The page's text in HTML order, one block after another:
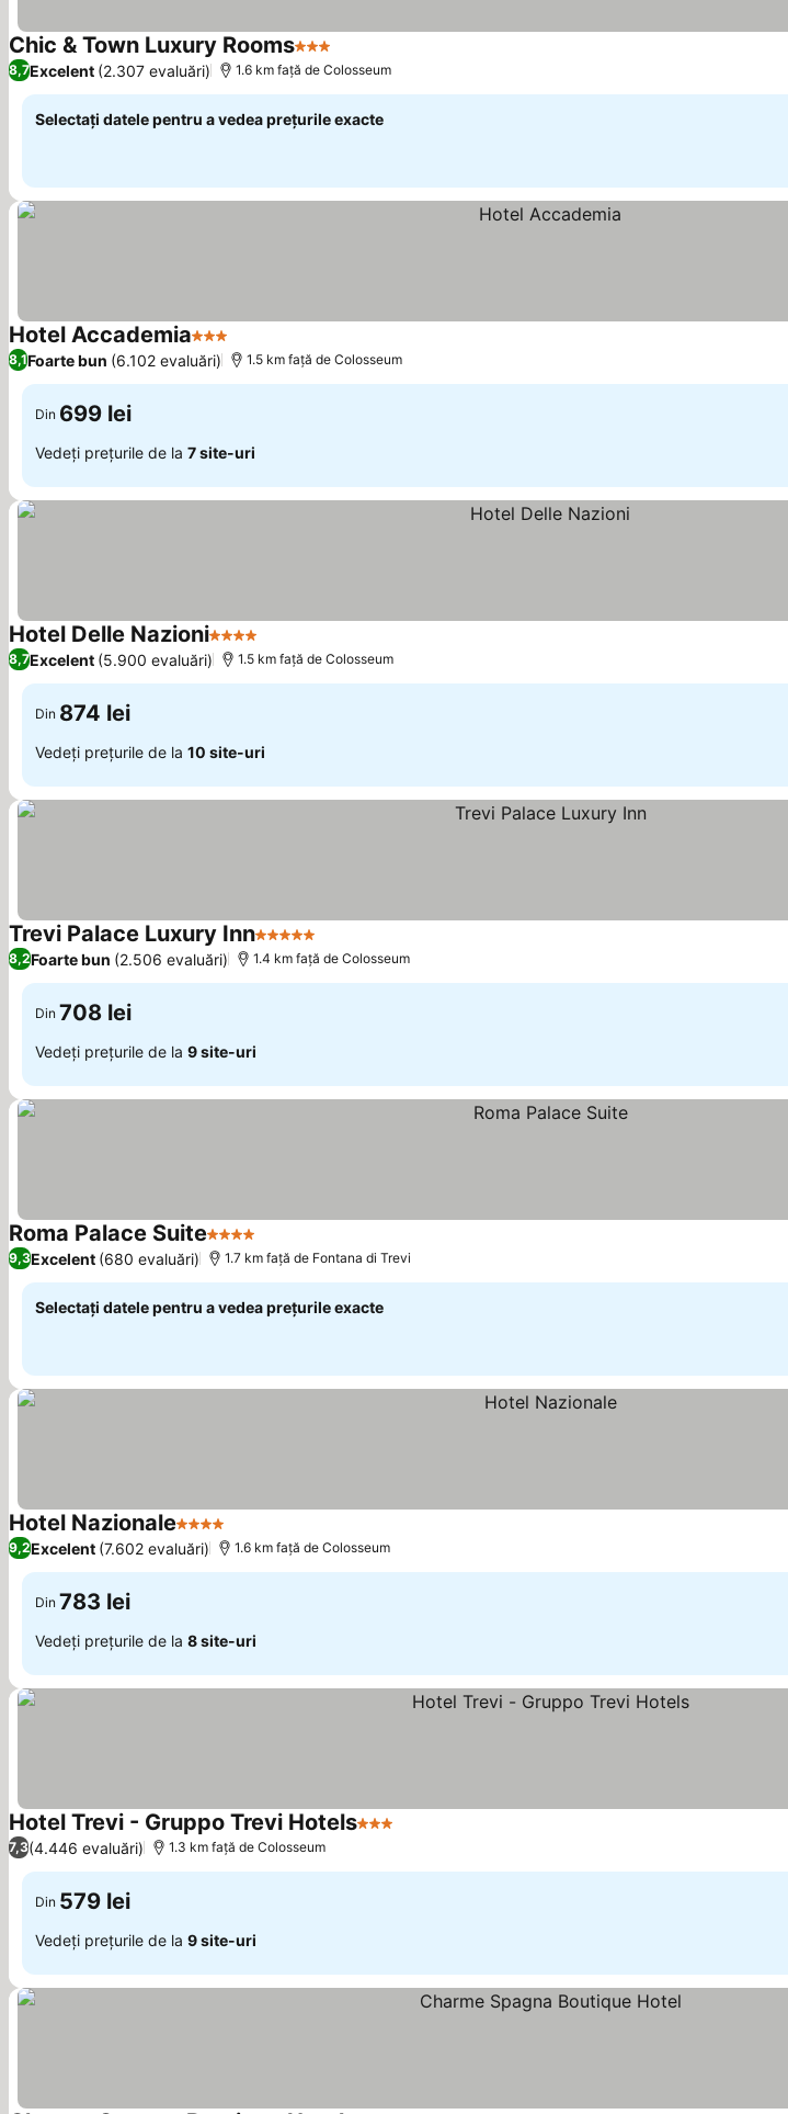
Chic & Town Luxury Rooms3 Stele
8,7Excelent (2.307 evaluări) 1.6 km faţă de Colosseum
Selectați datele pentru a vedea prețurile exacte
Hotel Accademia3 SteleVedeți prețurile
8,1Foarte bun (6.102 evaluări) 1.5 km faţă de Colosseum
Din 699 lei
Vedeți prețurile de la 7 site-uri
Hotel Delle Nazioni4 Stele
8,7Excelent (5.900 evaluări) 1.5 km faţă de Colosseum
Din 874 lei
Vedeți prețurile de la 10 site-uri
Trevi Palace Luxury Inn5 Stele
8,2Foarte bun (2.506 evaluări) 1.4 km faţă de Colosseum
Din 708 lei
Vedeți prețurile de la 9 site-uri
Roma Palace Suite4 Stele
9,3Excelent (680 evaluări) 1.7 km faţă de Fontana di Trevi
Selectați datele pentru a vedea prețurile exacte
Hotel Nazionale4 Stele
9,2Excelent (7.602 evaluări) 1.6 km faţă de Colosseum
Din 783 lei
Vedeți prețurile de la 8 site-uri
Hotel Trevi - Gruppo Trevi Hotels3 Stele
7,3(4.446 evaluări) 1.3 km faţă de Colosseum
Din 579 lei
Vedeți prețurile de la 9 site-uri